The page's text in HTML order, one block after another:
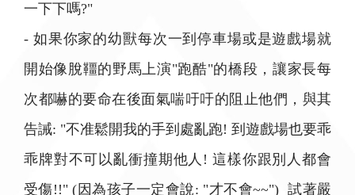
一下下嗎?"
- 如果你家的幼獸每次一到停車場或是遊戲場就
開始像脫韁的野馬上演"跑酷"的橋段，讓家長每
次都嚇的要命在後面氣喘吁吁的阻止他們，與其
告誡: "不准鬆開我的手到處亂跑! 到遊戲場也要乖
乖牌對不可以亂衝撞期他人! 這樣你跟別人都會
受傷!!" (因為孩子一定會說: "才不會~~") 試著嚴